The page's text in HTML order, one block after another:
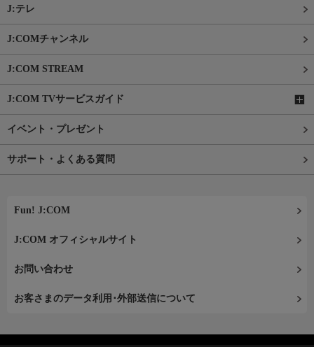
J:テレ
J:COMチャンネル
J:COM STREAM
J:COM TVサービスガイド
イベント・プレゼント
サポート・よくある質問
Fun! J:COM
J:COM オフィシャルサイト
お問い合わせ
お客さまのデータ利用･外部送信について